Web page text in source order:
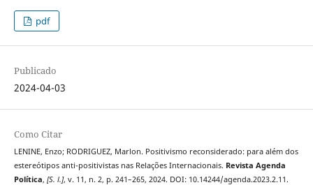
pdf
Publicado
2024-04-03
Como Citar
LENINE, Enzo; RODRIGUEZ, Marlon. Positivismo reconsiderado: para além dos
estereótipos anti-positivistas nas Relações Internacionais. Revista Agenda
Política, [S. l.], v. 11, n. 2, p. 241–265, 2024. DOI: 10.14244/agenda.2023.2.11.